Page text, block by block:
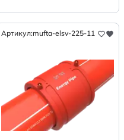
Артикул:mufta-elsv-225-11